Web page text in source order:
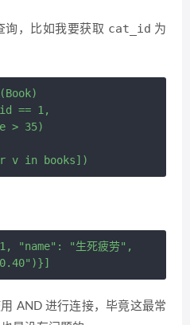
询，比如我要获取 cat_id 为
== 1,
> 35)
"生死疲劳",
AND 进行连接，毕竟这最常